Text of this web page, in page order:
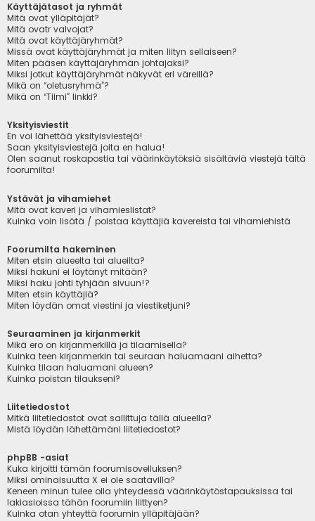
Käyttäjätasot ja ryhmät
Mitä ovat ylläpitäjät?
Mitä ovatr valvojat?
Mitä ovat käyttäjäryhmät?
Missä ovat käyttäjäryhmät ja miten liityn sellaiseen?
Miten pääsen käyttäjäryhmän johtajaksi?
Miksi jotkut käyttäjäryhmät näkyvät eri väreillä?
Mikä on “oletusryhmä”?
Mikä on “Tiimi” linkki?
Yksityisviestit
En voi lähettää yksityisviestejä!
Saan yksityisviestejä joita en halua!
Olen saanut roskapostia tai väärinkäytöksiä sisältäviä viestejä tältä
foorumilta!
Ystävät ja vihamiehet
Mitä ovat kaveri ja vihamieslistat?
Kuinka voin lisätä / poistaa käyttäjiä kavereista tai vihamiehistä
Foorumilta hakeminen
Miten etsin alueelta tai alueilta?
Miksi hakuni ei löytänyt mitään?
Miksi haku johti tyhjään sivuun!?
Miten etsin käyttäjiä?
Miten löydän omat viestini ja viestiketjuni?
Seuraaminen ja kirjanmerkit
Mikä ero on kirjanmerkillä ja tilaamisella?
Kuinka teen kirjanmerkin tai seuraan haluamaani aihetta?
Kuinka tilaan haluamani alueen?
Kuinka poistan tilaukseni?
Liitetiedostot
Mitkä liitetiedostot ovat sallittuja tällä alueella?
Mistä löydän lähettämäni liitetiedostot?
phpBB -asiat
Kuka kirjoitti tämän foorumisovelluksen?
Miksi ominaisuutta X ei ole saatavilla?
Keneen minun tulee olla yhteydessä väärinkäytöstapauksissa tai
lakiasioissa tähän foorumiin liittyen?
Kuinka otan yhteyttä foorumin ylläpitäjään?